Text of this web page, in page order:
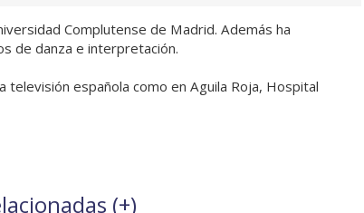
Complutense de Madrid. Además ha
de danza e interpretación.
española como en Aguila Roja, Hospital
(+)